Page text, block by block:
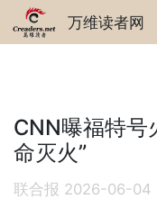
万维读者网
CNN曝福特号
命灭火”
联合报 2026-06-04